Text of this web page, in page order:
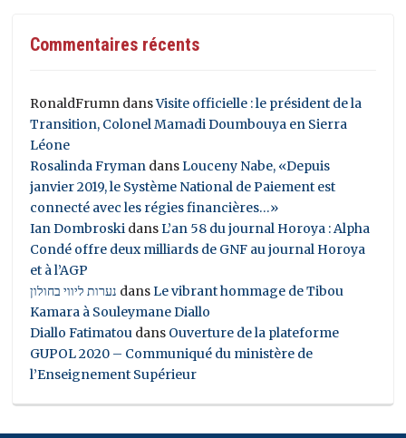
Commentaires récents
RonaldFrumn dansVisite officielle : le président de la
Transition, Colonel Mamadi Doumbouya en Sierra
Léone
Rosalinda Fryman dansLouceny Nabe, «Depuis
janvier 2019, le Système National de Paiement est
connecté avec les régies financières…»
Ian Dombroski dansL’an 58 du journal Horoya : Alpha
Condé offre deux milliards de GNF au journal Horoya
et à l’AGP
נערות ליווי בחולון dansLe vibrant hommage de Tibou
Kamara à Souleymane Diallo
Diallo Fatimatou dans Ouverture de la plateforme
GUPOL 2020 – Communiqué du ministère de
l’Enseignement Supérieur